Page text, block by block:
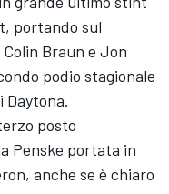
portando sul
Braun e Jon
podio stagionale
Daytona.
posto
Penske portata in
anche se è chiaro